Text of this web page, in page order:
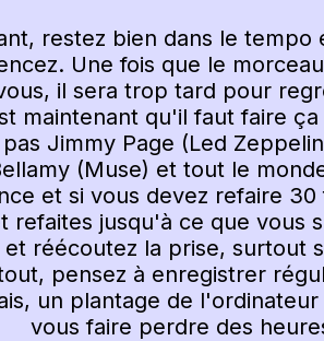
restez bien dans le tempo
Une fois que le
il sera trop tard pour
maintenant qu'il faut faire
Jimmy Page (Led
(Muse) et tout le
et si vous devez refaire
refaites jusqu'à ce que vous
et réécoutez la prise, surtout
pensez à enregistrer
un plantage de
vous faire perdre des